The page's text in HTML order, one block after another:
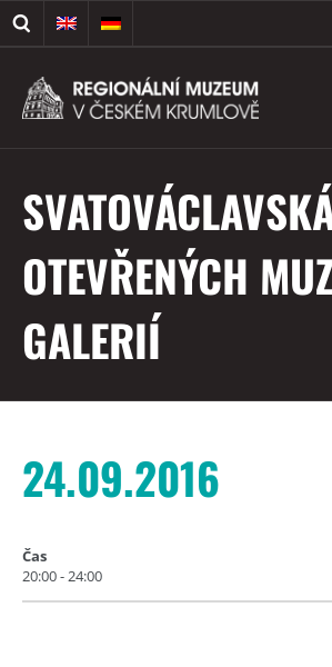
OTEVŘENÝCH
GALERIÍ
24.09.2016
Čas
20:00 - 24:00